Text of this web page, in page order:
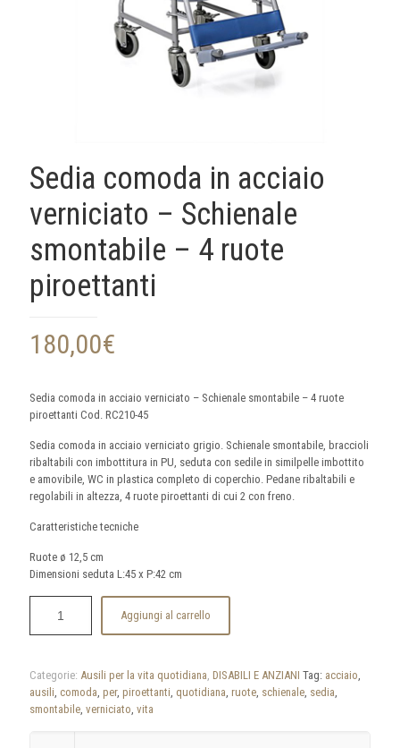
Sedia comoda in acciaio
verniciato – Schienale
smontabile – 4 ruote
piroettanti
180,00€
Sedia comoda in acciaio verniciato – Schienale smontabile – 4 ruote
piroettanti Cod. RC210-45
Sedia comoda in acciaio verniciato grigio. Schienale smontabile, braccioli
ribaltabili con imbottitura in PU, seduta con sedile in similpelle imbottito
e amovibile, WC in plastica completo di coperchio. Pedane ribaltabili e
regolabili in altezza, 4 ruote piroettanti di cui 2 con freno.
Caratteristiche tecniche
Ruote ø 12,5 cm
Dimensioni seduta L:45 x P:42 cm
Aggiungi al carrello
Categorie: Ausili per la vita quotidiana, DISABILI E ANZIANI Tag: acciaio,
ausili, comoda, per, piroettanti, quotidiana, ruote, schienale, sedia,
smontabile, verniciato, vita